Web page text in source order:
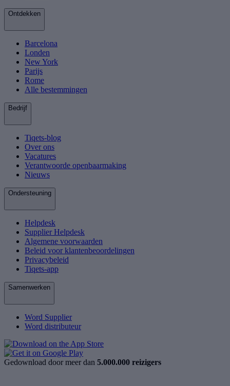
Ontdekken
Barcelona
Londen
New York
Parijs
Rome
Alle bestemmingen
Bedrijf
Tiqets-blog
Over ons
Vacatures
Verantwoorde openbaarmaking
Nieuws
Ondersteuning
Helpdesk
Supplier Helpdesk
Algemene voorwaarden
Beleid voor klantenbeoordelingen
Privacybeleid
Tiqets-app
Samenwerken
Word Supplier
Word distributeur
Gedownload door meer dan 5.000.000 reizigers